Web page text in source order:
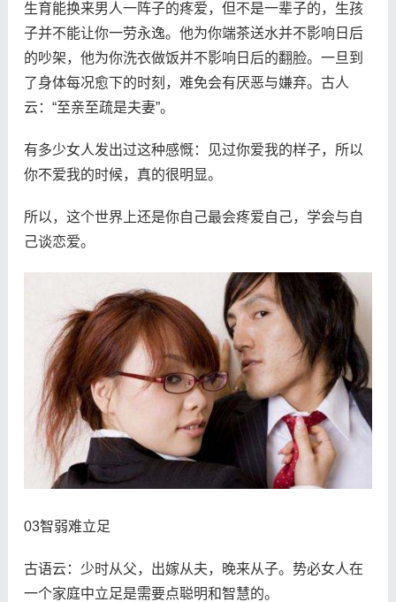
生育能换来男人一阵子的疼爱，但不是一辈子的，生孩
子并不能让你一劳永逸。他为你端茶送水并不影响日后
的吵架，他为你洗衣做饭并不影响日后的翻脸。一旦到
了身体每况愈下的时刻，难免会有厌恶与嫌弃。古人
云：“至亲至疏是夫妻”。
有多少女人发出过这种感慨：见过你爱我的样子，所以
你不爱我的时候，真的很明显。
所以，这个世界上还是你自己最会疼爱自己，学会与自
己谈恋爱。
03智弱难立足
古语云：少时从父，出嫁从夫，晚来从子。势必女人在
一个家庭中立足是需要点聪明和智慧的。